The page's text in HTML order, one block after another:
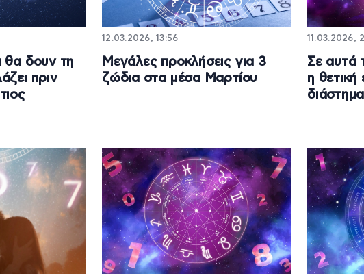
θα δουν τη
πριν
12.03.2026, 13:56
Μεγάλες προκλήσεις για 3
ζώδια στα μέσα Μαρτίου
11.03.2026,
Σε αυτά
η θετική
διάστημα